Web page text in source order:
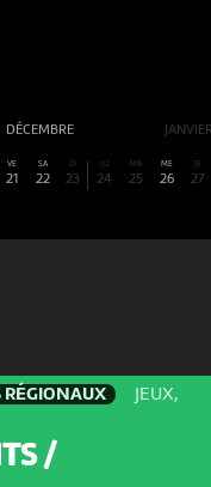
DÉCEMBRE JANVIER
VE
21
SA
22
DI
23
LU
24
MA
25
ME
26
JE
27
RÉGIONAUX
JEUX,
/